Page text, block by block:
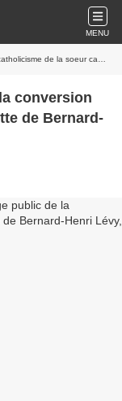
MENU
Bernard-Henri Lévy, Véronique Lévy
conversion
de Bernard-